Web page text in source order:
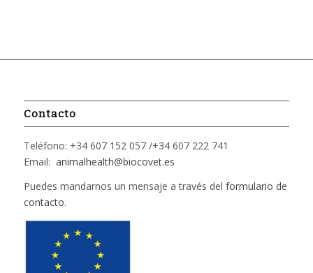
Contacto
Teléfono: +34 607 152 057 /+34 607 222 741
Email: animalhealth@biocovet.es
Puedes mandarnos un mensaje a través del formulario de
contacto.